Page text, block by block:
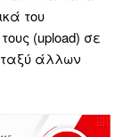
του
(upload) σε
άλλων